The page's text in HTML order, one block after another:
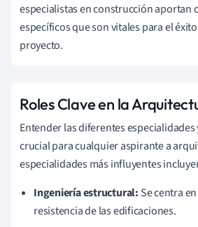
especialistas en construcción aportan
específicos que son vitales para el
proyecto.
Roles Clave en la
Entender las diferentes especialidades
crucial para cualquier aspirante a
especialidades más influyentes
Ingeniería estructural: Se centra
resistencia de las edificaciones.